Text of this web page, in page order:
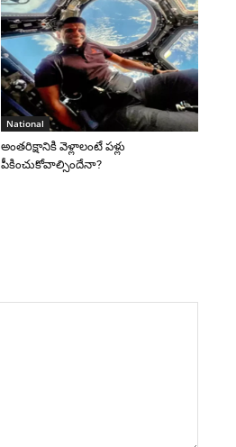
National
అంతరిక్షానికి వెళ్లాలంటే పళ్లు
పీకించుకోవాల్సిందేనా?